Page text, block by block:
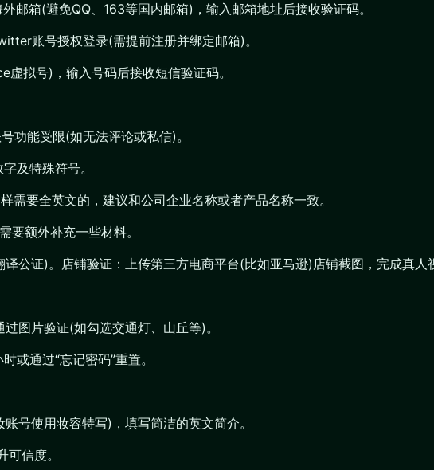
邮箱(避免QQ、163等国内邮箱)，输入邮箱地址后接收验证码。
账号授权登录(需提前注册并绑定邮箱)。
拟号)，输入号码后接收短信验证码。
功能受限(如无法评论或私信)。
及特殊符号。
需要全英文的，建议和公司企业名称或者产品名称一致。
要额外补充一些材料。
公证)。店铺验证：上传第三方电商平台(比如亚马逊)店铺截图，完成真人
图片验证(如勾选交通灯、山丘等)。
或通过“忘记密码”重置。
号使用妆容特写)，填写简洁的英文简介。
信度。